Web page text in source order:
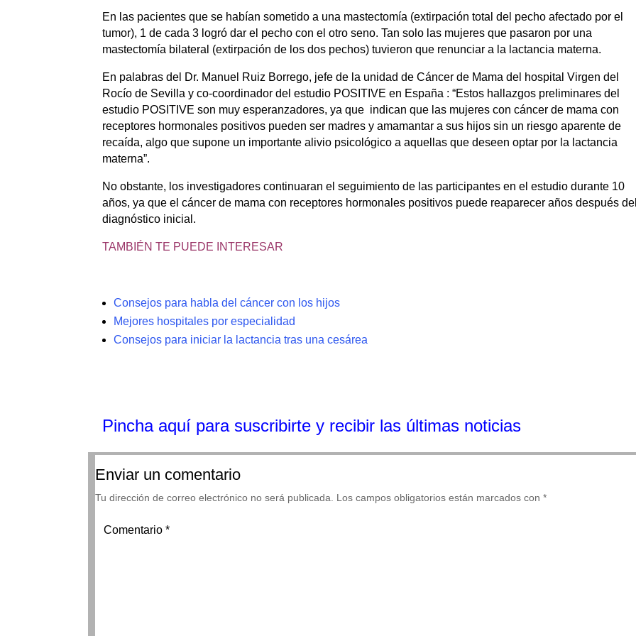
En las pacientes que se habían sometido a una mastectomía (extirpación total del pecho afectado por el
tumor), 1 de cada 3 logró dar el pecho con el otro seno. Tan solo las mujeres que pasaron por una
mastectomía bilateral (extirpación de los dos pechos) tuvieron que renunciar a la lactancia materna.
En palabras del Dr. Manuel Ruiz Borrego, jefe de la unidad de Cáncer de Mama del hospital Virgen del
Rocío de Sevilla y co-coordinador del estudio POSITIVE en España : “Estos hallazgos preliminares del
estudio POSITIVE son muy esperanzadores, ya que indican que las mujeres con cáncer de mama con
receptores hormonales positivos pueden ser madres y amamantar a sus hijos sin un riesgo aparente de
recaída, algo que supone un importante alivio psicológico a aquellas que deseen optar por la lactancia
materna”.
No obstante, los investigadores continuaran el seguimiento de las participantes en el estudio durante 10
años, ya que el cáncer de mama con receptores hormonales positivos puede reaparecer años después
diagnóstico inicial.
TAMBIÉN TE PUEDE INTERESAR
Consejos para habla del cáncer con los hijos
Mejores hospitales por especialidad
Consejos para iniciar la lactancia tras una cesárea
Pincha aquí para suscribirte y recibir las últimas noticias
Enviar un comentario
Tu dirección de correo electrónico no será publicada. Los campos obligatorios están marcados con*